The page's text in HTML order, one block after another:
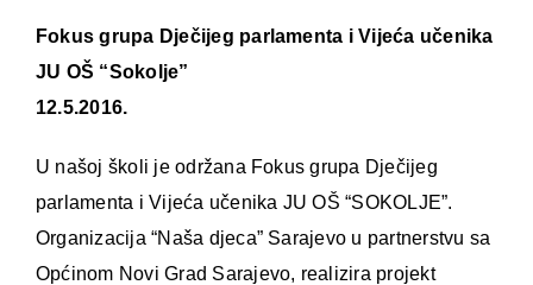
Fokus grupa Dječijeg parlamenta i Vijeća učenika
JU OŠ “Sokolje”
12.5.2016.
U našoj školi je održana Fokus grupa Dječijeg
parlamenta i Vijeća učenika JU OŠ “SOKOLJE”.
Organizacija “Naša djeca” Sarajevo u partnerstvu sa
Općinom Novi Grad Sarajevo, realizira projekt